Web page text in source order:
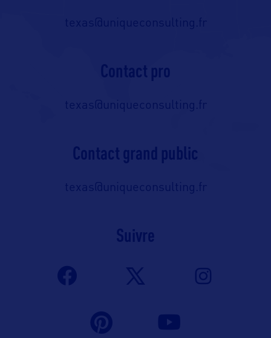
texas@uniqueconsulting.fr
Contact pro
texas@uniqueconsulting.fr
Contact grand public
texas@uniqueconsulting.fr
Suivre